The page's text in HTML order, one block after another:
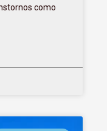
como